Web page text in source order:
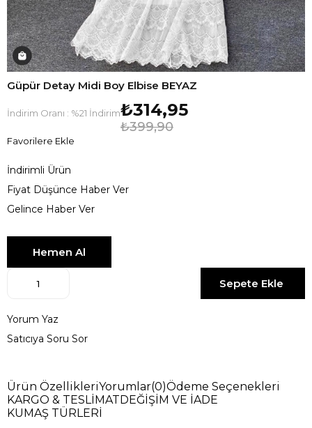
Güpür Detay Midi Boy Elbise BEYAZ
İndirim Oranı : %21 İndirim
₺399,90
₺314,95
Favorilere Ekle
İndirimli Ürün
Fiyat Düşünce Haber Ver
Gelince Haber Ver
Yorum Yaz
Satıcıya Soru Sor
Ürün ÖzellikleriYorumlar(0)Ödeme Seçenekleri
KARGO & TESLİMAT DEĞİŞİM VE İADE
KUMAŞ TÜRLERİ